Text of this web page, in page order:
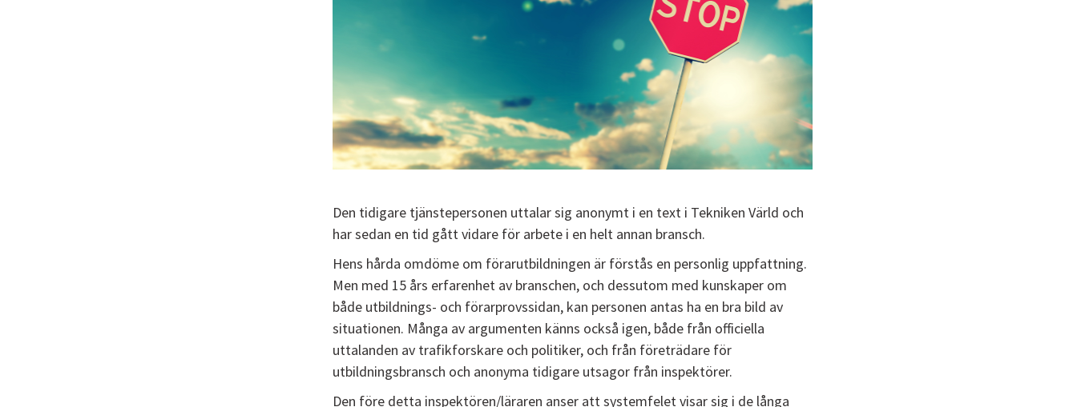
Den tidigare tjänstepersonen uttalar sig anonymt i en text i Tekniken Värld och
har sedan en tid gått vidare för arbete i en helt annan bransch.
Hens hårda omdöme om förarutbildningen är förstås en personlig uppfattning.
Men med 15 års erfarenhet av branschen, och dessutom med kunskaper om
både utbildnings- och förarprovssidan, kan personen antas ha en bra bild av
situationen. Många av argumenten känns också igen, både från officiella
uttalanden av trafikforskare och politiker, och från företrädare för
utbildningsbransch och anonyma tidigare utsagor från inspektörer.
Den före detta inspektören/läraren anser att systemfelet visar sig i de långa